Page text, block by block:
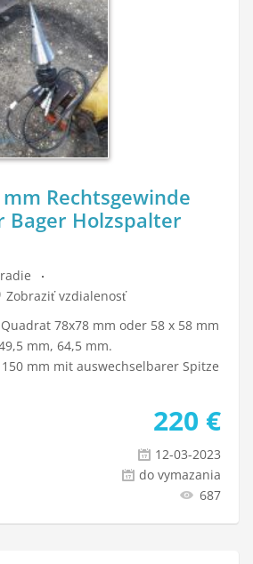
Rechtsgewinde
Bager Holzspalter
Zobraziť vzdialenosť
78x78 mm oder 58 x 58 mm
mm, 64,5 mm.
mm mit auswechselbarer Spitze
220 €
12-03-2023
do vymazania
687